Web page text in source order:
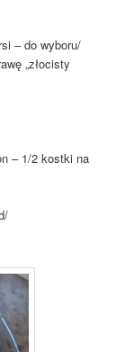
– do wyboru/
„złocisty
– 1/2 kostki na